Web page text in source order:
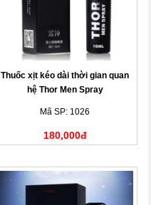
Thuốc xịt kéo dài thời gian quan
hệ Thor Men Spray
Mã SP: 1026
180,000đ